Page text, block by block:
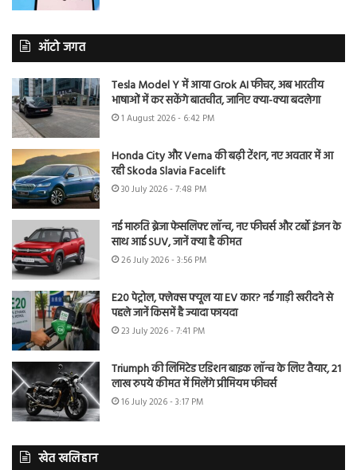
ऑटो जगत
Tesla Model Y में आया Grok AI फीचर, अब भारतीय
भाषाओं में कर सकेंगे बातचीत, जानिए क्या-क्या बदलेगा
1 August 2026 - 6:42 PM
Honda City और Verna की बढ़ी टेंशन, नए अवतार में आ
रही Skoda Slavia Facelift
30 July 2026 - 7:48 PM
नई मारुति ब्रेजा फेसलिफ्ट लॉन्च, नए फीचर्स और टर्बो इंजन के
साथ आई SUV, जानें क्या है कीमत
26 July 2026 - 3:56 PM
E20 पेट्रोल, फ्लेक्स फ्यूल या EV कार? नई गाड़ी खरीदने से
पहले जानें किसमें है ज्यादा फायदा
23 July 2026 - 7:41 PM
Triumph की लिमिटेड एडिशन बाइक लॉन्च के लिए तैयार, 21
लाख रुपये कीमत में मिलेंगे प्रीमियम फीचर्स
16 July 2026 - 3:17 PM
खेत खलिहान